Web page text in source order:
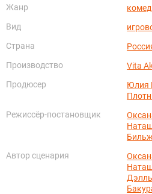
Жанр
Вид
Страна
Производство
Vita
Продюсер
Юлия
Режиссёр-постановщик
Автор сценария
Дэлль